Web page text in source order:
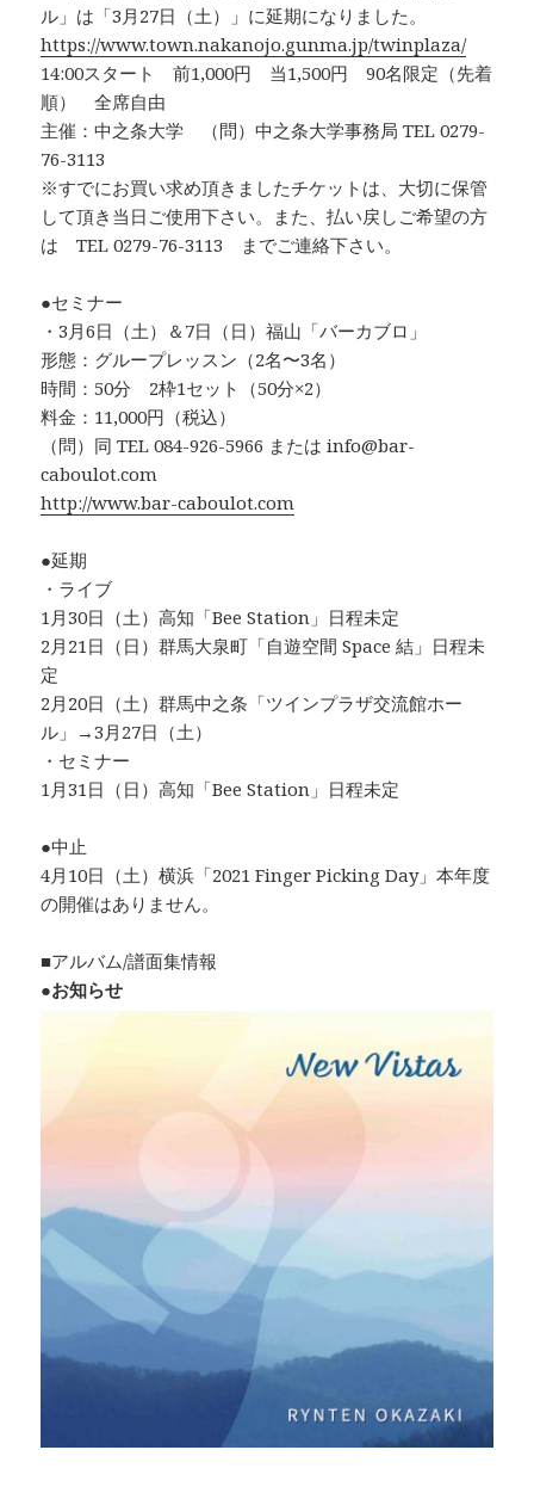
ル」は「3月27日（土）」に延期になりました。
https://www.town.nakanojo.gunma.jp/twinplaza/
14:00スタート 前1,000円 当1,500円 90名限定（先着
順） 全席自由
主催：中之条大学 （問）中之条大学事務局 TEL 0279-
76-3113
※すでにお買い求め頂きましたチケットは、大切に保管
して頂き当日ご使用下さい。また、払い戻しご希望の方
は TEL 0279-76-3113 までご連絡下さい。
●セミナー
・3月6日（土）＆7日（日）福山「バーカブロ」
形態：グループレッスン（2名〜3名）
時間：50分 2枠1セット（50分×2）
料金：11,000円（税込）
（問）同 TEL 084-926-5966 または info@bar-
caboulot.com
http://www.bar-caboulot.com
●延期
・ライブ
1月30日（土）高知「Bee Station」日程未定
2月21日（日）群馬大泉町「自遊空間 Space 結」日程未
定
2月20日（土）群馬中之条「ツインプラザ交流館ホー
ル」→3月27日（土）
・セミナー
1月31日（日）高知「Bee Station」日程未定
●中止
4月10日（土）横浜「2021 Finger Picking Day」本年度
の開催はありません。
■アルバム/譜面集情報
●お知らせ